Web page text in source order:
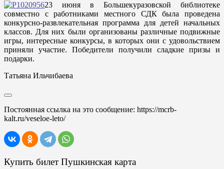
23 июня в Большекуразовской библиотеке
совместно с работниками местного СДК была проведена
конкурсно-развлекательная программа для детей начальных
классов. Для них были организованы различные подвижные
игры, интересные конкурсы, в которых они с удовольствием
приняли участие. Победители получили сладкие призы и
подарки.
Татьяна Ильчибаева
Постоянная ссылка на это сообщение: https://mcrb-
kalt.ru/veseloe-leto/
Купить билет Пушкинская карта